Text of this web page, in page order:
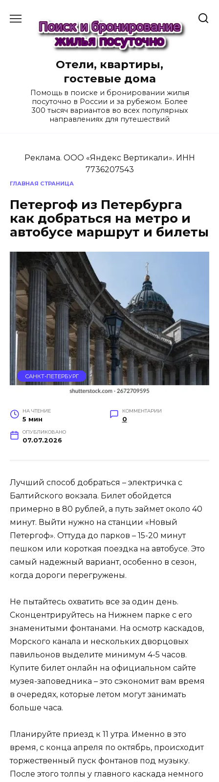
содержанию
Отели, квартиры,
гостевые дома
Помощь в поиске и бронировании жилья
посуточно в России и за рубежом. Более
300 тысяч вариантов во всех популярных
направлениях для путешествий
Реклама. ООО «Яндекс Вертикали». ИНН
7736207543
ГЛАВНАЯ СТРАНИЦА
Петергоф из Петербурга
как добраться на метро и
автобусе маршрут и билеты
САНКТ-ПЕТЕРБУРГ
НА ЧТЕНИЕ
5 мин
КОММЕНТАРИИ
0
ОПУБЛИКОВАНО
07.07.2026
Лучший способ добраться – электричка с
Балтийского вокзала. Билет обойдется
примерно в 80 рублей, а путь займет около 40
минут. Выйти нужно на станции «Новый
Петергоф». Оттуда до парков – 15-20 минут
пешком или короткая поездка на автобусе. Это
самый надежный вариант, особенно в сезон,
когда дороги перегружены.
Не пытайтесь охватить все за один день.
Сконцентрируйтесь на Нижнем парке с его
знаменитыми фонтанами. На осмотр каскадов,
Морского канала и нескольких дворцовых
павильонов выделите минимум 4-5 часов.
Купите билет онлайн на официальном сайте
музея-заповедника – это сэкономит вам время
в очередях, которые летом могут занимать
больше часа.
Планируйте приезд к 11 утра. Именно в это
время, с конца апреля по октябрь, происходит
торжественный пуск фонтанов под музыку.
После этого толпы у главного каскада немного